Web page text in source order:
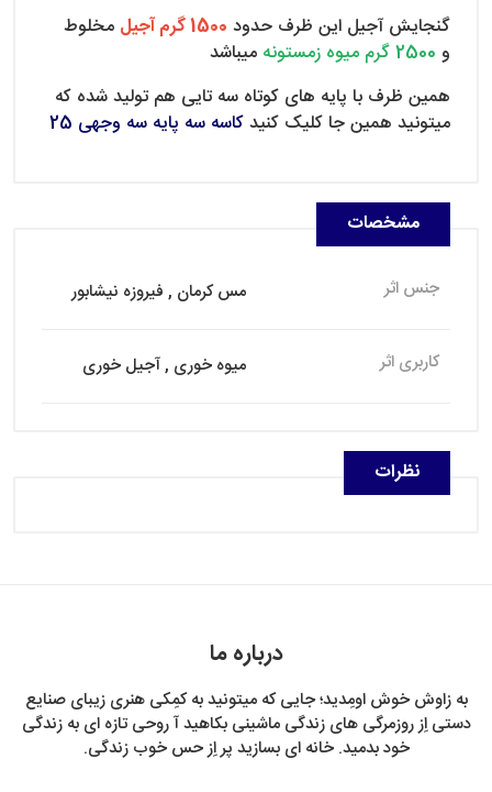
گنجایش آجیل این ظرف حدود 1500 گرم آجیل
مخلوط
و 2500 گرم میوه زمستونه
میباشد
همین ظرف با پایه های کوتاه سه تایی هم تولید شده که
میتونید همین جا کلیک کنیدکاسه سه پایه سه وجهی 25
مشخصات
جنس اثر مس کرمان , فیروزه نیشابور
کاربری اثر میوه خوری , آجیل خوری
نظرات
درباره ما
به زاوش خوش اومِدید؛ جایی که میتونید به کمِکی هنری زیبای صنایع
دستی اِز روزمرگی های زندگی ماشینی بکاهید آ روحی تازه ای به زندگی
خود بدمید. خانه ای بسازید پر اِز حس خوب زندگی.